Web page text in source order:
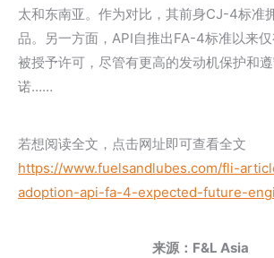
太和东南亚。作为对比，其前身CJ-4标准
品。另一方面，API自推出FA-4标准以来
被授予许可，尽管有更高的发动机保护和
诺……
若想阅读全文，点击网址即可查看全文
https://www.fuelsandlubes.com/fli-
adoption-api-fa-4-expected-future-
来源：F&L Asia